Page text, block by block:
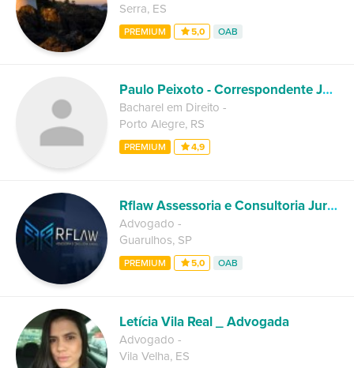
Serra, ES
PREMIUM 5,0 OAB
Paulo Peixoto - Correspondente Jurídico Porto Alegre
Bacharel em Direito -
Porto Alegre, RS
PREMIUM 4,9
Rflaw Assessoria e Consultoria Juridica
Advogado -
Guarulhos, SP
PREMIUM 5,0 OAB
Letícia Vila Real _ Advogada
Advogado -
Vila Velha, ES